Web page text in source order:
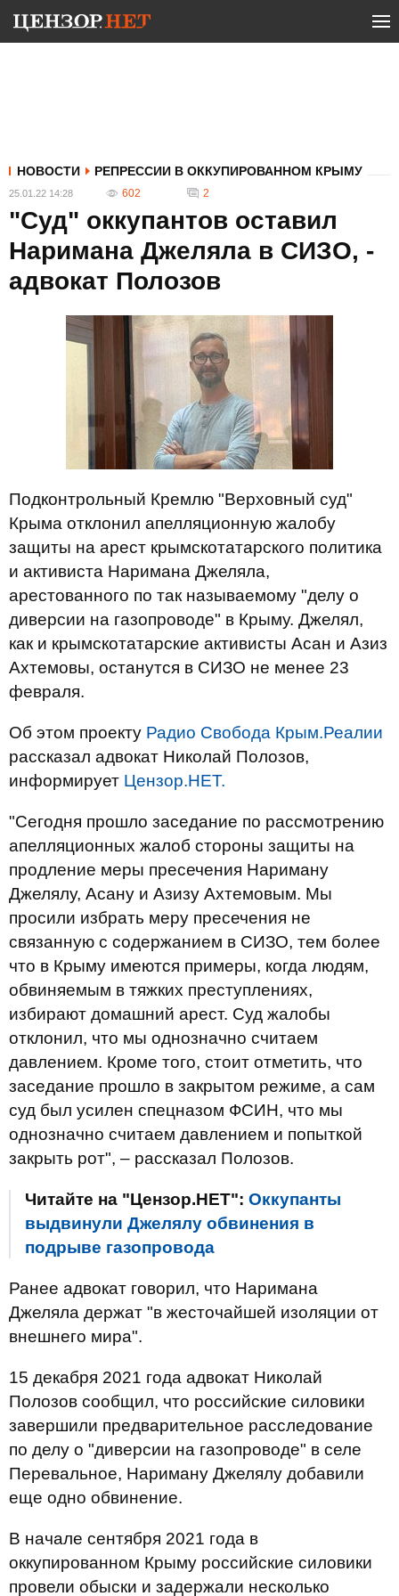
НОВОСТИ РЕПРЕССИИ В ОККУПИРОВАННОМ КРЫМУ
25.01.22 14:28 602 2
"Суд" оккупантов оставил
Наримана Джеляла в СИЗО, -
адвокат Полозов
Подконтрольный Кремлю "Верховный суд"
Крыма отклонил апелляционную жалобу
защиты на арест крымскотатарского политика
и активиста Наримана Джеляла,
арестованного по так называемому "делу о
диверсии на газопроводе" в Крыму. Джелял,
как и крымскотатарские активисты Асан и Азиз
Ахтемовы, останутся в СИЗО не менее 23
февраля.
Об этом проекту Радио Свобода Крым.Реалии
рассказал адвокат Николай Полозов,
информирует Цензор.НЕТ.
"Сегодня прошло заседание по рассмотрению
апелляционных жалоб стороны защиты на
продление меры пресечения Нариману
Джелялу, Асану и Азизу Ахтемовым. Мы
просили избрать меру пресечения не
связанную с содержанием в СИЗО, тем более
что в Крыму имеются примеры, когда людям,
обвиняемым в тяжких преступлениях,
избирают домашний арест. Суд жалобы
отклонил, что мы однозначно считаем
давлением. Кроме того, стоит отметить, что
заседание прошло в закрытом режиме, а сам
суд был усилен спецназом ФСИН, что мы
однозначно считаем давлением и попыткой
закрыть рот", – рассказал Полозов.
Читайте на "Цензор.НЕТ": Оккупанты
выдвинули Джелялу обвинения в
подрыве газопровода
Ранее адвокат говорил, что Наримана
Джеляла держат "в жесточайшей изоляции от
внешнего мира".
15 декабря 2021 года адвокат Николай
Полозов сообщил, что российские силовики
завершили предварительное расследование
по делу о "диверсии на газопроводе" в селе
Перевальное, Нариману Джелялу добавили
еще одно обвинение.
В начале сентября 2021 года в
оккупированном Крыму российские силовики
провели обыски и задержали несколько